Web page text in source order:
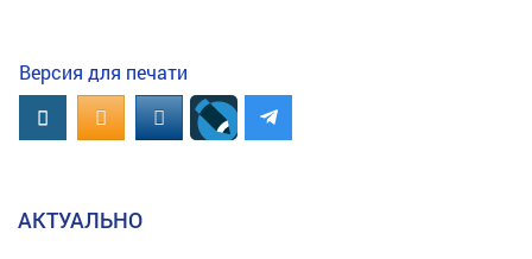
Версия для печати
ВконтактеOK.RUMAIL.RU
АКТУАЛЬНО